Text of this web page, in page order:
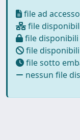
file ad
file
file
file
file sotto
nessun file